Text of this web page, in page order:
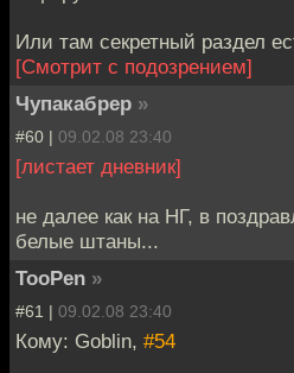
Или там секретный раздел
[Смотрит с подозрением]
Чупакабрер »
#60 | 09.02.08 23:40
[листает дневник]
не далее как на НГ, в
белые штаны...
TooPen »
#61 | 09.02.08 23:40
Кому: Goblin, #54